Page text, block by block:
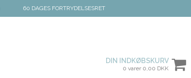
60 DAGES FORTRYDELSESRET
DIN INDKØBSKURV
0 varer 0,00 DKK